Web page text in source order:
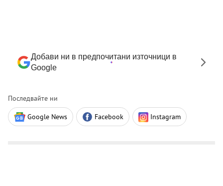
Добави ни в предпочитани източници в
Google
Последвайте ни
Google News Facebook Instagram